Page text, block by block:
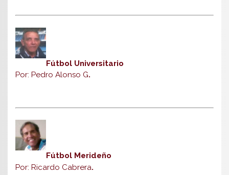
Fútbol Universitario
Por: Pedro Alonso G.
Fútbol Merideño
Por: Ricardo Cabrera.